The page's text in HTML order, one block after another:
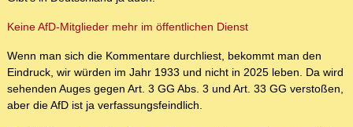
Keine AfD-Mitglieder mehr im öffentlichen Dienst
Wenn man sich die Kommentare durchliest, bekommt man den
Eindruck, wir würden im Jahr 1933 und nicht in 2025 leben. Da wird
sehenden Auges gegen Art. 3 GG Abs. 3 und Art. 33 GG verstoßen,
aber die AfD ist ja verfassungsfeindlich.